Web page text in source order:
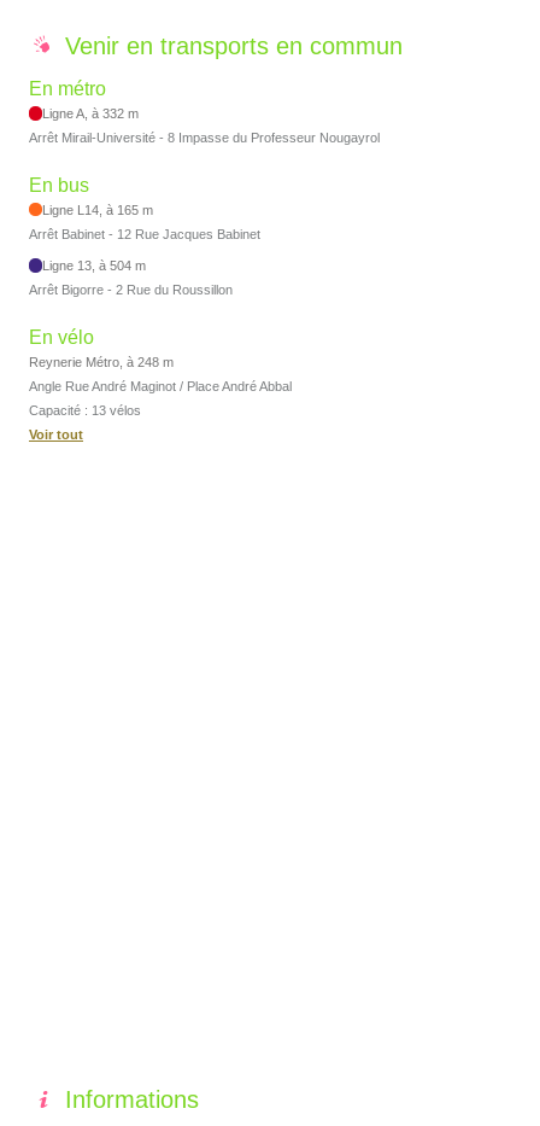
Venir en transports en commun
En métro
Ligne A, à 332 m
Arrêt Mirail-Université - 8 Impasse du Professeur Nougayrol
En bus
Ligne L14, à 165 m
Arrêt Babinet - 12 Rue Jacques Babinet
Ligne 13, à 504 m
Arrêt Bigorre - 2 Rue du Roussillon
En vélo
Reynerie Métro, à 248 m
Angle Rue André Maginot / Place André Abbal
Capacité : 13 vélos
Voir tout
Informations